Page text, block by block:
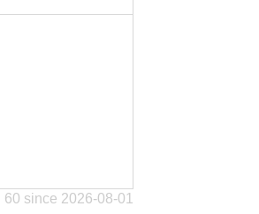
60 since 2026-08-01